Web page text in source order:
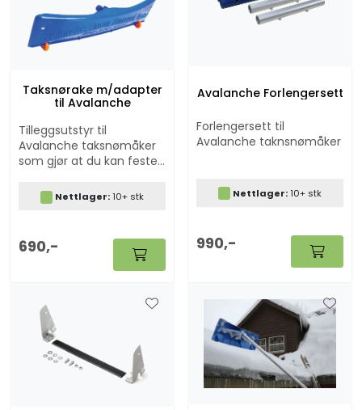
Taksnørake m/adapter
til Avalanche
Tilleggsutstyr til
Avalanche taksnømåker
som gjør at du kan feste
glassfiberstangen
Nettlager:10+ stk
690,-
Avalanche Forlengersett
Forlengersett til
Avalanche taknsnømåker
Nettlager:10+ stk
990,-